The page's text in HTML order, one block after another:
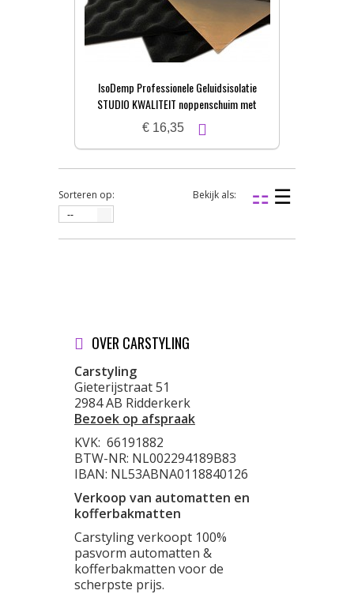
IsoDemp Professionele Geluidsisolatie
STUDIO KWALITEIT noppenschuim met
zelfkl. laag | 3x50x100cm
€ 16,35
Sorteren op:
--
Bekijk als:
OVER CARSTYLING
Carstyling
Gieterijstraat 51
2984 AB Ridderkerk
Bezoek op afspraak
KVK: 66191882
BTW-NR: NL002294189B83
IBAN: NL53ABNA0118840126
Verkoop van automatten en
kofferbakmatten
Carstyling verkoopt 100%
pasvorm automatten &
kofferbakmatten voor de
scherpste prijs.